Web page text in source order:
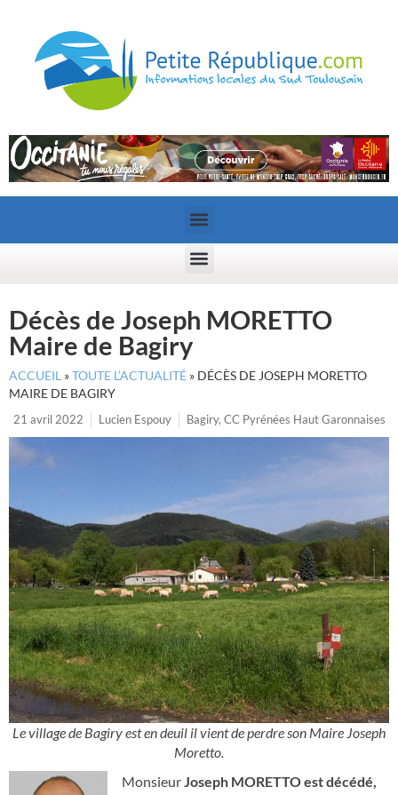
Décès de Joseph MORETTO
Maire de Bagiry
ACCUEIL »TOUTE L’ACTUALITÉ » DÉCÈS DE JOSEPH MORETTO
MAIRE DE BAGIRY
21 avril 2022
Lucien Espouy Bagiry, CC Pyrénées Haut Garonnaises
Le village de Bagiry est en deuil il vient de perdre son Maire Joseph
Moretto.
MonsieurJoseph MORETTO est décédé,